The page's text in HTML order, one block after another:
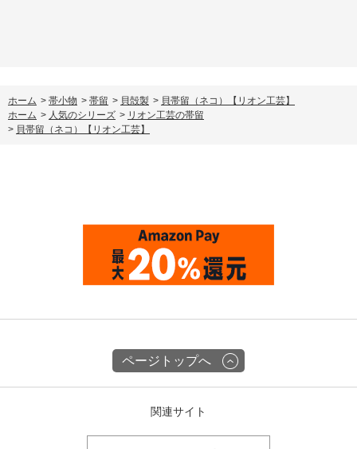
ホーム > 帯小物 > 帯留 > 貝殻製 > 貝帯留（ネコ）【リオン工芸】
ホーム > 人気のシリーズ > リオン工芸の帯留
> 貝帯留（ネコ）【リオン工芸】
ページトップへ
関連サイト